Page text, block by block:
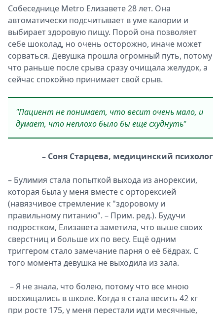
Собеседнице Metro Елизавете 28 лет. Она
автоматически подсчитывает в уме калории и
выбирает здоровую пищу. Порой она позволяет
себе шоколад, но очень осторожно, иначе может
сорваться. Девушка прошла огромный путь, потому
что раньше после срыва сразу очищала желудок, а
сейчас спокойно принимает свой срыв.
"Пациент не понимает, что весит очень мало, и
думает, что неплохо было бы ещё схуднуть"
– Соня Старцева, медицинский психолог
– Булимия стала попыткой выхода из анорексии,
которая была у меня вместе с орторексией
(навязчивое стремление к "здоровому и
правильному питанию". – Прим. ред.). Будучи
подростком, Елизавета заметила, что выше своих
сверстниц и больше их по весу. Ещё одним
триггером стало замечание парня о её бёдрах. С
того момента девушка не выходила из зала.
– Я не знала, что болею, потому что все мною
восхищались в школе. Когда я стала весить 42 кг
при росте 175, у меня перестали идти месячные,